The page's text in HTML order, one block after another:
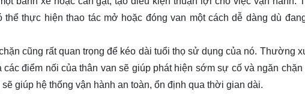
thực hiện thao tác mở hoặc đóng van một cách dễ dàng dù
cũng rất quan trọng để kéo dài tuổi thọ sử dụng của nó. Thường
các điểm nối của thân van sẽ giúp phát hiện sớm sự cố và ngăn
giúp hệ thống vận hành an toàn, ổn định qua thời gian dài.